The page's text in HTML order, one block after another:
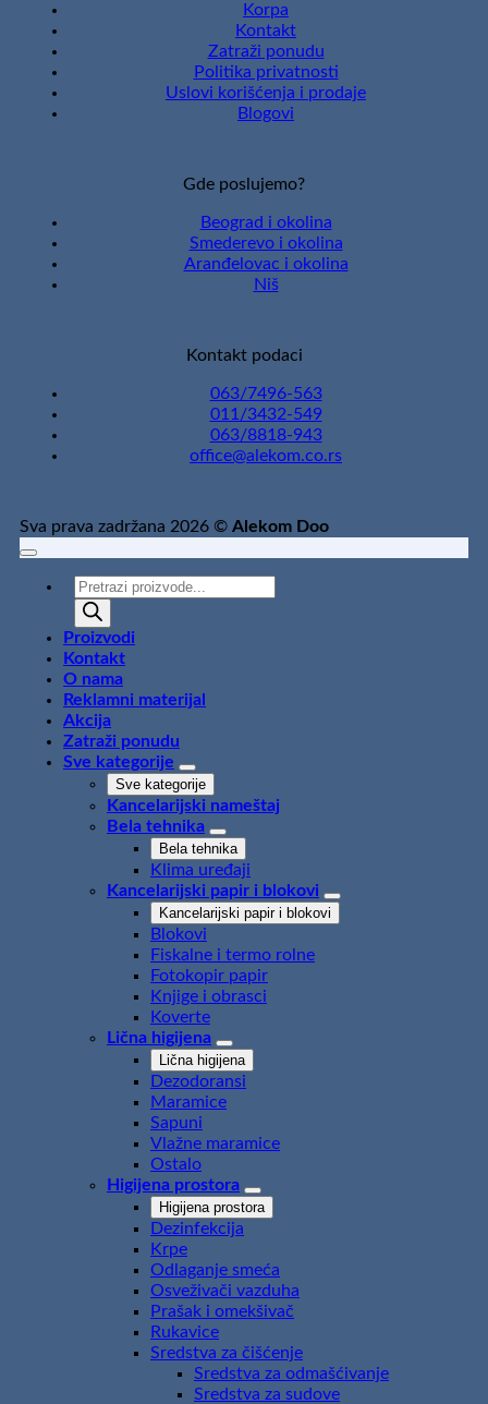
Korpa
Kontakt
Zatraži ponudu
Politika privatnosti
Uslovi korišćenja i prodaje
Blogovi
Gde poslujemo?
Beograd i okolina
Smederevo i okolina
Aranđelovac i okolina
Niš
Kontakt podaci
063/7496-563
011/3432-549
063/8818-943
office@alekom.co.rs
Sva prava zadržana 2026 © Alekom Doo
Products
search
Proizvodi
Kontakt
O nama
Reklamni materijal
Akcija
Zatraži ponudu
Sve kategorije
Sve kategorije
Kancelarijski nameštaj
Bela tehnika
Bela tehnika
Klima uređaji
Kancelarijski papir i blokovi
Kancelarijski papir i blokovi
Blokovi
Fiskalne i termo rolne
Fotokopir papir
Knjige i obrasci
Koverte
Lična higijena
Lična higijena
Dezodoransi
Maramice
Sapuni
Vlažne maramice
Ostalo
Higijena prostora
Higijena prostora
Dezinfekcija
Krpe
Odlaganje smeća
Osveživači vazduha
Prašak i omekšivač
Rukavice
Sredstva za čišćenje
Sredstva za odmašćivanje
Sredstva za sudove